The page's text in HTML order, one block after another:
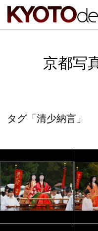
京都写
タグ「清少納言」